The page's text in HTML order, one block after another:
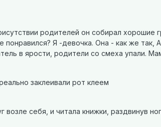
родителей он собирал
понравился? Я -девочка. Она - как же
в ярости, родители со смеха упали.
заклеивали рот клеем
возле себя, и читала книжки, раздвинув